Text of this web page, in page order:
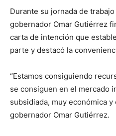
Durante su jornada de
gobernador Omar Gutiérrez
carta de intención que
parte y destacó la
“Estamos consiguiendo
se consiguen en el mercado
subsidiada, muy económica
gobernador Omar Gutiérrez.